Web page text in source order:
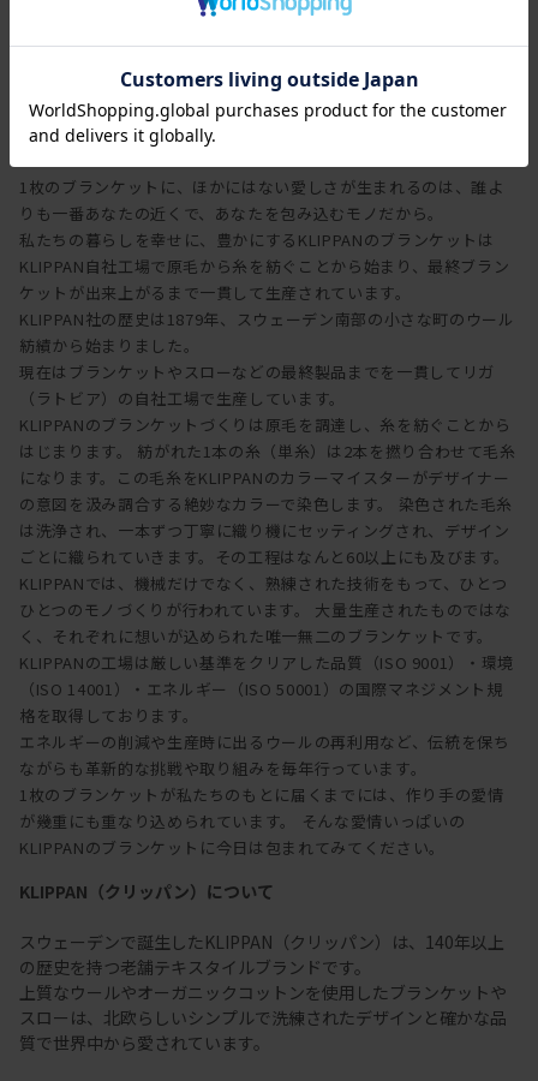
（※）KLIPPANのリサイクルウールは、使い古したウールの再利用
ではなく、
KLIPPAN
1枚のブランケットに、ほかにはない愛しさが生まれるのは、誰よ
りも一番あなたの近くで、あなたを包み込むモノだから。
私たちの暮らしを幸せに、豊かにするKLIPPANのブランケットは
KLIPPAN自社工場で原毛から糸を紡ぐことから始まり、最終ブラン
ケットが出来上がるまで一貫して生産されています。
KLIPPAN社の歴史は1879年、スウェーデン南部の小さな町のウール
紡績から始まりました。
現在はブランケットやスローなどの最終製品までを一貫してリガ
（ラトビア）の自社工場で生産しています。
KLIPPANのブランケットづくりは原毛を調達し、糸を紡ぐことから
はじまります。 紡がれた1本の糸（単糸）は2本を撚り合わせて毛糸
になります。この毛糸をKLIPPANのカラーマイスターがデザイナー
の意図を汲み調合する絶妙なカラーで染色します。 染色された毛糸
は洗浄され、一本ずつ丁寧に織り機にセッティングされ、デザイン
ごとに織られていきます。その工程はなんと60以上にも及びます。
KLIPPANでは、機械だけでなく、熟練された技術をもって、ひとつ
ひとつのモノづくりが行われています。 大量生産されたものではな
く、それぞれに想いが込められた唯一無二のブランケットです。
KLIPPANの工場は厳しい基準をクリアした品質（ISO 9001）・環境
（ISO 14001）・エネルギー（ISO 50001）の国際マネジメント規
格を取得しております。
エネルギーの削減や生産時に出るウールの再利用など、伝統を保ち
ながらも革新的な挑戦や取り組みを毎年行っています。
1枚のブランケットが私たちのもとに届くまでには、作り手の愛情
が幾重にも重なり込められています。 そんな愛情いっぱいの
KLIPPANのブランケットに今日は包まれてみてください。
KLIPPAN（クリッパン）について
スウェーデンで誕生したKLIPPAN（クリッパン）は、140年以上
の歴史を持つ老舗テキスタイルブランドです。
上質なウールやオーガニックコットンを使用したブランケットや
スローは、北欧らしいシンプルで洗練されたデザインと確かな品
質で世界中から愛されています。